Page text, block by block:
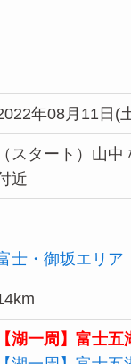
年08月11日(
（スタート）山
近
士・御坂エリア
【湖一周】富士